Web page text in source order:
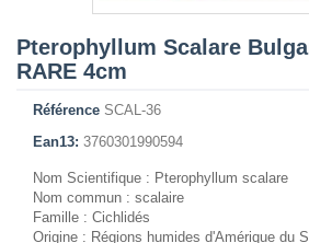
Pterophyllum Scalare
RARE 4cm
Référence SCAL-36
Ean13: 3760301990594
Nom Scientifique : Pterophyllum scalare
Nom commun : scalaire
Famille : Cichlidés
Origine : Régions humides d'Amérique du